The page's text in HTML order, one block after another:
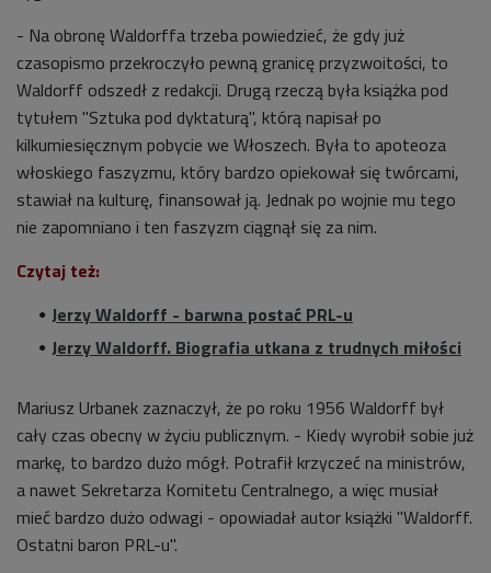
- Na obronę Waldorffa trzeba powiedzieć, że gdy już
czasopismo przekroczyło pewną granicę przyzwoitości, to
Waldorff odszedł z redakcji. Drugą rzeczą była książka pod
tytułem "Sztuka pod dyktaturą", którą napisał po
kilkumiesięcznym pobycie we Włoszech. Była to apoteoza
włoskiego faszyzmu, który bardzo opiekował się twórcami,
stawiał na kulturę, finansował ją. Jednak po wojnie mu tego
nie zapomniano i ten faszyzm ciągnął się za nim.
Czytaj też:
Jerzy Waldorff - barwna postać PRL-u
Jerzy Waldorff. Biografia utkana z trudnych miłości
Mariusz Urbanek zaznaczył, że po roku 1956 Waldorff był
cały czas obecny w życiu publicznym. - Kiedy wyrobił sobie już
markę, to bardzo dużo mógł. Potrafił krzyczeć na ministrów,
a nawet Sekretarza Komitetu Centralnego, a więc musiał
mieć bardzo dużo odwagi - opowiadał autor książki "Waldorff.
Ostatni baron PRL-u".